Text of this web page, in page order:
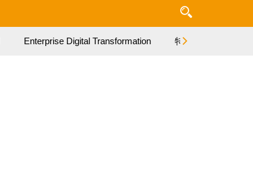
Enterprise Digital Transformation 特集